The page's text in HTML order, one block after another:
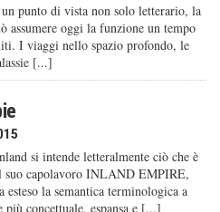
un punto di vista non solo letterario, la
assumere oggi la funzione un tempo
I viaggi nello spazio profondo, le
[...]
si intende letteralmente ciò che è
suo capolavoro INLAND EMPIRE,
esteso la semantica terminologica a
più concettuale, espansa e [...]